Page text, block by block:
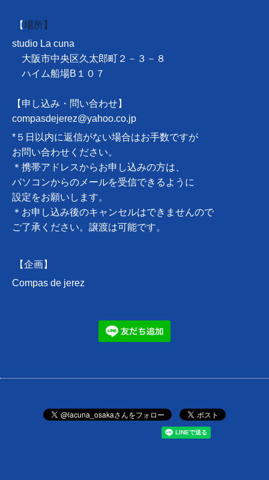
【場所】
studio La cuna
大阪市中央区久太郎町２－３－８
ハイム船場B１０７
【申し込み・問い合わせ】
compasdejerez@yahoo.co.jp
*５日以内に返信がない場合はお手数ですが
お問い合わせください。
＊携帯アドレスからお申し込みの方は、
パソコンからのメールを受信できるように
設定をお願いします。
＊お申し込み後のキャンセルはできませんので
ご了承ください。譲渡は可能です。
【企画】
Compas de jerez